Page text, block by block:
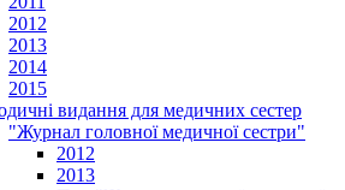
2012
2013
2014
2015
видання для медичних сестер
"Журнал головної медичної сестри"
2012
2013